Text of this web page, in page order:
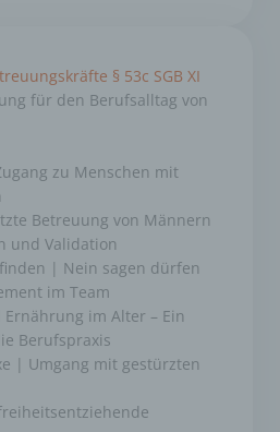
§ 53c SGB XI
für den Berufsalltag von
zu Menschen mit
Betreuung von Männern
und Validation
| Nein sagen dürfen
im Team
im Alter – Ein
Berufspraxis
| Umgang mit gestürzten
vorgesehen
ist eine natürliche oder
personenbezogene Daten im
verarbeitet.
natürliche oder juristische
Einrichtung oder andere Stelle,
Daten offengelegt
davon, ob es sich bei ihr um
oder nicht. Behörden, die im